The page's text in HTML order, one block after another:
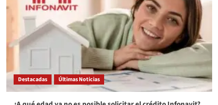
Destacadas Últimas Noticias